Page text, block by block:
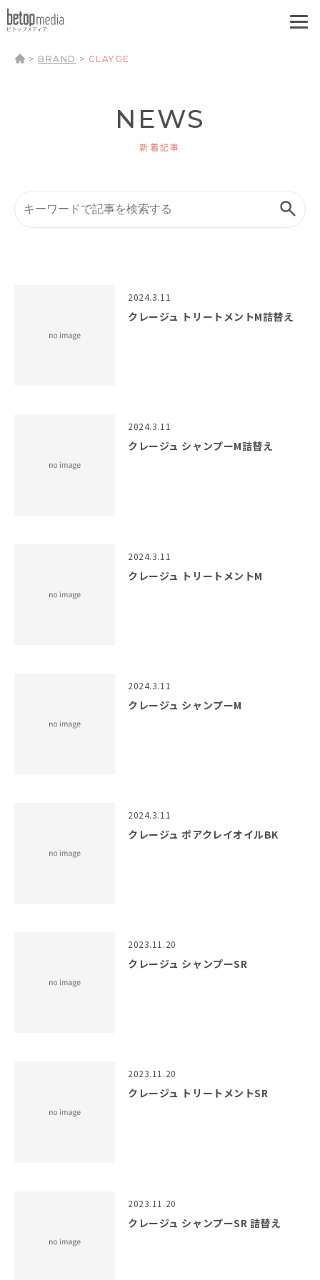
> BRAND > CLAYGE
NEWS
新着記事
2024.3.11
クレージュ トリートメントM詰替え
2024.3.11
クレージュ シャンプーM詰替え
2024.3.11
クレージュ トリートメントM
2024.3.11
クレージュ シャンプーM
2024.3.11
クレージュ ポアクレイオイルBK
2023.11.20
クレージュ シャンプーSR
2023.11.20
クレージュ トリートメントSR
2023.11.20
クレージュ シャンプーSR 詰替え